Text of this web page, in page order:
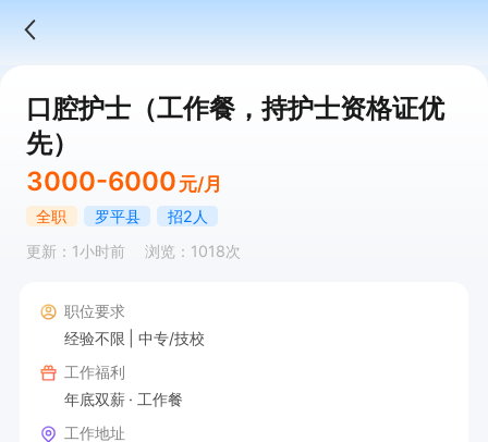
口腔护士（工作餐，持护士资格证优
先）
3000-6000 元/月
全职 罗平县
招2人
更新：1小时前
浏览：1018次
职位要求
经验不限
中专/技校
工作福利
年底双薪
工作餐
工作地址